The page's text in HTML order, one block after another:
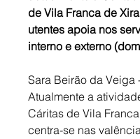
de Vila Franca de
utentes apoia nos
interno e externo
Sara Beirão da Veiga
Atualmente a
Cáritas de Vila
centra-se nas